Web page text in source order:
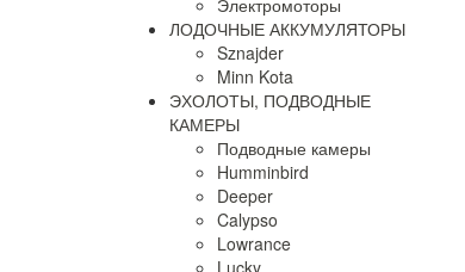
Электромоторы
ЛОДОЧНЫЕ АККУМУЛЯТОРЫ
Sznajder
Minn Kota
ЭХОЛОТЫ, ПОДВОДНЫЕ
КАМЕРЫ
Подводные камеры
Humminbird
Deeper
Calypso
Lowrance